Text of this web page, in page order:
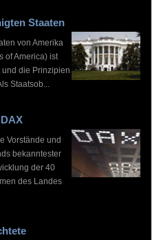
Staaten
von Amerika
of America) ist
die Prinzipien
Staatsob...
Vorstände und
bekanntester
der 40
des Landes